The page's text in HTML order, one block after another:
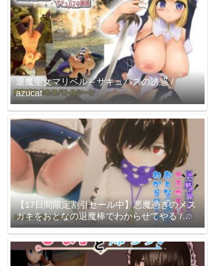
退魔聖女マリベル～サキュバスの誘惑 /
azucat
【17日間限定割引セール中】悪魔憑きのメス
ガキをおとなの退魔棒でわからせてやる /
azucat